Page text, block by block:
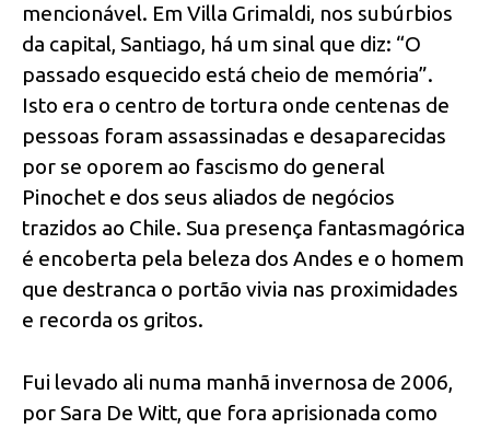
mencionável. Em Villa Grimaldi, nos subúrbios
da capital, Santiago, há um sinal que diz: “O
passado esquecido está cheio de memória”.
Isto era o centro de tortura onde centenas de
pessoas foram assassinadas e desaparecidas
por se oporem ao fascismo do general
Pinochet e dos seus aliados de negócios
trazidos ao Chile. Sua presença fantasmagórica
é encoberta pela beleza dos Andes e o homem
que destranca o portão vivia nas proximidades
e recorda os gritos.
Fui levado ali numa manhã invernosa de 2006,
por Sara De Witt, que fora aprisionada como